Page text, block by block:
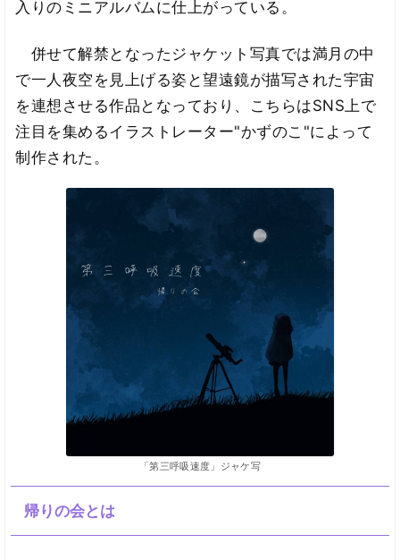
入りのミニアルバムに仕上がっている。
併せて解禁となったジャケット写真では満月の中
で一人夜空を見上げる姿と望遠鏡が描写された宇宙
を連想させる作品となっており、こちらはSNS上で
注目を集めるイラストレーター"かずのこ"によって
制作された。
「第三呼吸速度」ジャケ写
帰りの会とは